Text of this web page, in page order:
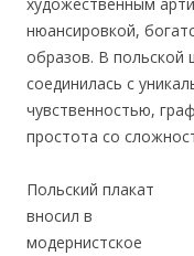
нюансировкой,
образов. В польской
соединилась с
чувственностью,
простота со
Польский плакат
вносил в
модернистское